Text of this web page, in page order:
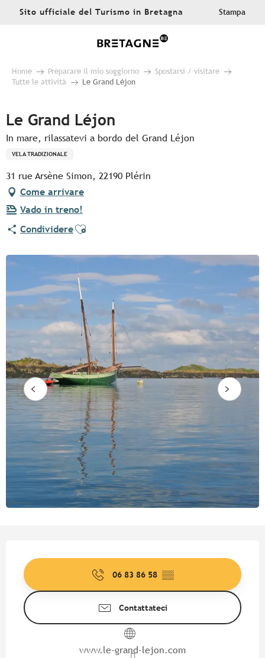
AllerSito ufficiale del Turismo in Bretagna Stampa
Home Preparare il mio soggiorno
Spostarsi / visitare
Tutte le attività
Le Grand Léjon
Le Grand Léjon
In mare, rilassatevi a bordo del Grand Léjon
VELA TRADIZIONALE
31 rue Arsène Simon, 22190 Plérin
Come arrivare
Vado in treno!
CondividereAjouter aux favoris
06 83 86 58 ▒▒
Contattateci
www.le-grand-lejon.com